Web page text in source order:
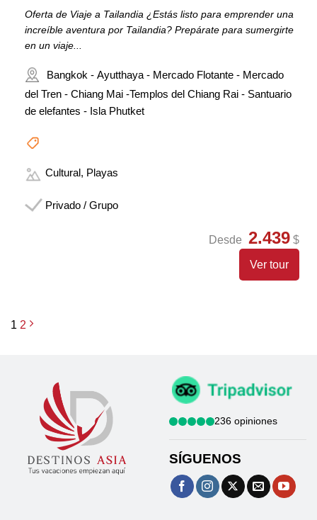
Oferta de Viaje a Tailandia ¿Estás listo para emprender una
increíble aventura por Tailandia? Prepárate para sumergirte
en un viaje...
Bangkok - Ayutthaya - Mercado Flotante - Mercado
del Tren - Chiang Mai -Templos del Chiang Rai - Santuario
de elefantes - Isla Phutket
Cultural, Playas
Privado / Grupo
Desde 2.439 $
Ver tour
1 2
236 opiniones
SÍGUENOS